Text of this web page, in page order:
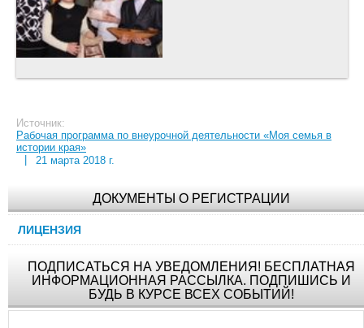
Источник:
Рабочая программа по внеурочной деятельности «Моя семья в
истории края»
21 марта 2018 г.
ДОКУМЕНТЫ О РЕГИСТРАЦИИ
ЛИЦЕНЗИЯ
ПОДПИСАТЬСЯ НА УВЕДОМЛЕНИЯ! БЕСПЛАТНАЯ
ИНФОРМАЦИОННАЯ РАССЫЛКА. ПОДПИШИСЬ И
БУДЬ В КУРСЕ ВСЕХ СОБЫТИЙ!